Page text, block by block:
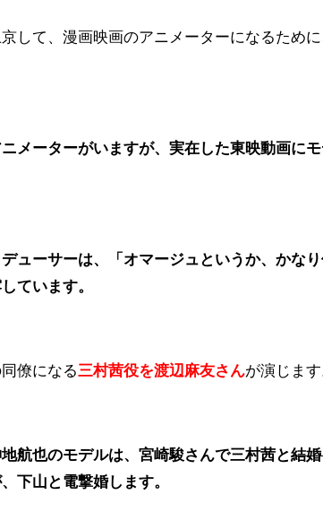
して、漫画映画のアニメーターになるため
メーターがいますが、実在した東映動画に
ューサーは、「オマージュというか、かな
ています。
僚になる三村茜役を渡辺麻友さんが演じます
航也のモデルは、宮崎駿さんで三村茜と結
下山と電撃婚します。